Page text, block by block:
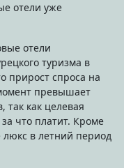
отели уже
отели
туризма в
прирост спроса на
превышает
как целевая
что платит. Кроме
люкс в летний период